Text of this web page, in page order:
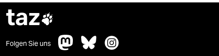
taz
Folgen Sie uns